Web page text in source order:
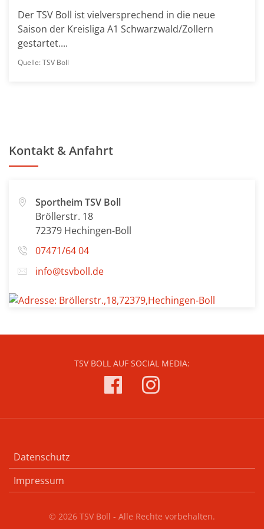
Der TSV Boll ist vielversprechend in die neue
Saison der Kreisliga A1 Schwarzwald/Zollern
gestartet....
Quelle: TSV Boll
Kontakt & Anfahrt
Sportheim TSV Boll
Bröllerstr. 18
72379 Hechingen-Boll
07471/64 04
info@tsvboll.de
TSV BOLL AUF SOCIAL MEDIA:
Datenschutz
Impressum
© 2026 TSV Boll - Alle Rechte vorbehalten.